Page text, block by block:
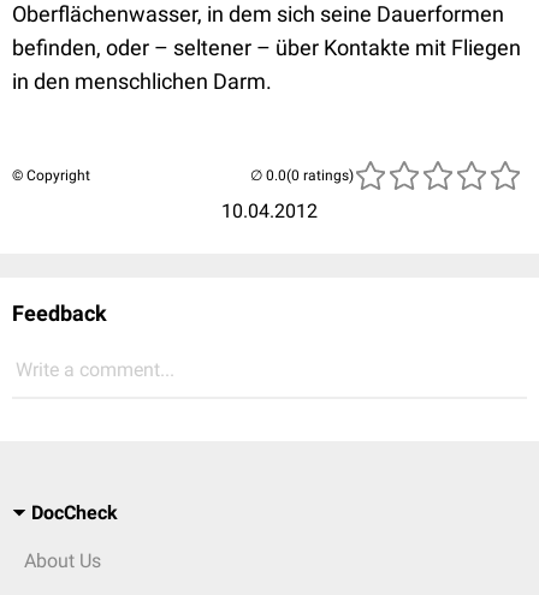
Oberflächenwasser, in dem sich seine Dauerformen
befinden, oder – seltener – über Kontakte mit Fliegen
in den menschlichen Darm.
© Copyright
10.04.2012
(0 ratings)
Feedback
Write a comment...
DocCheck
About Us